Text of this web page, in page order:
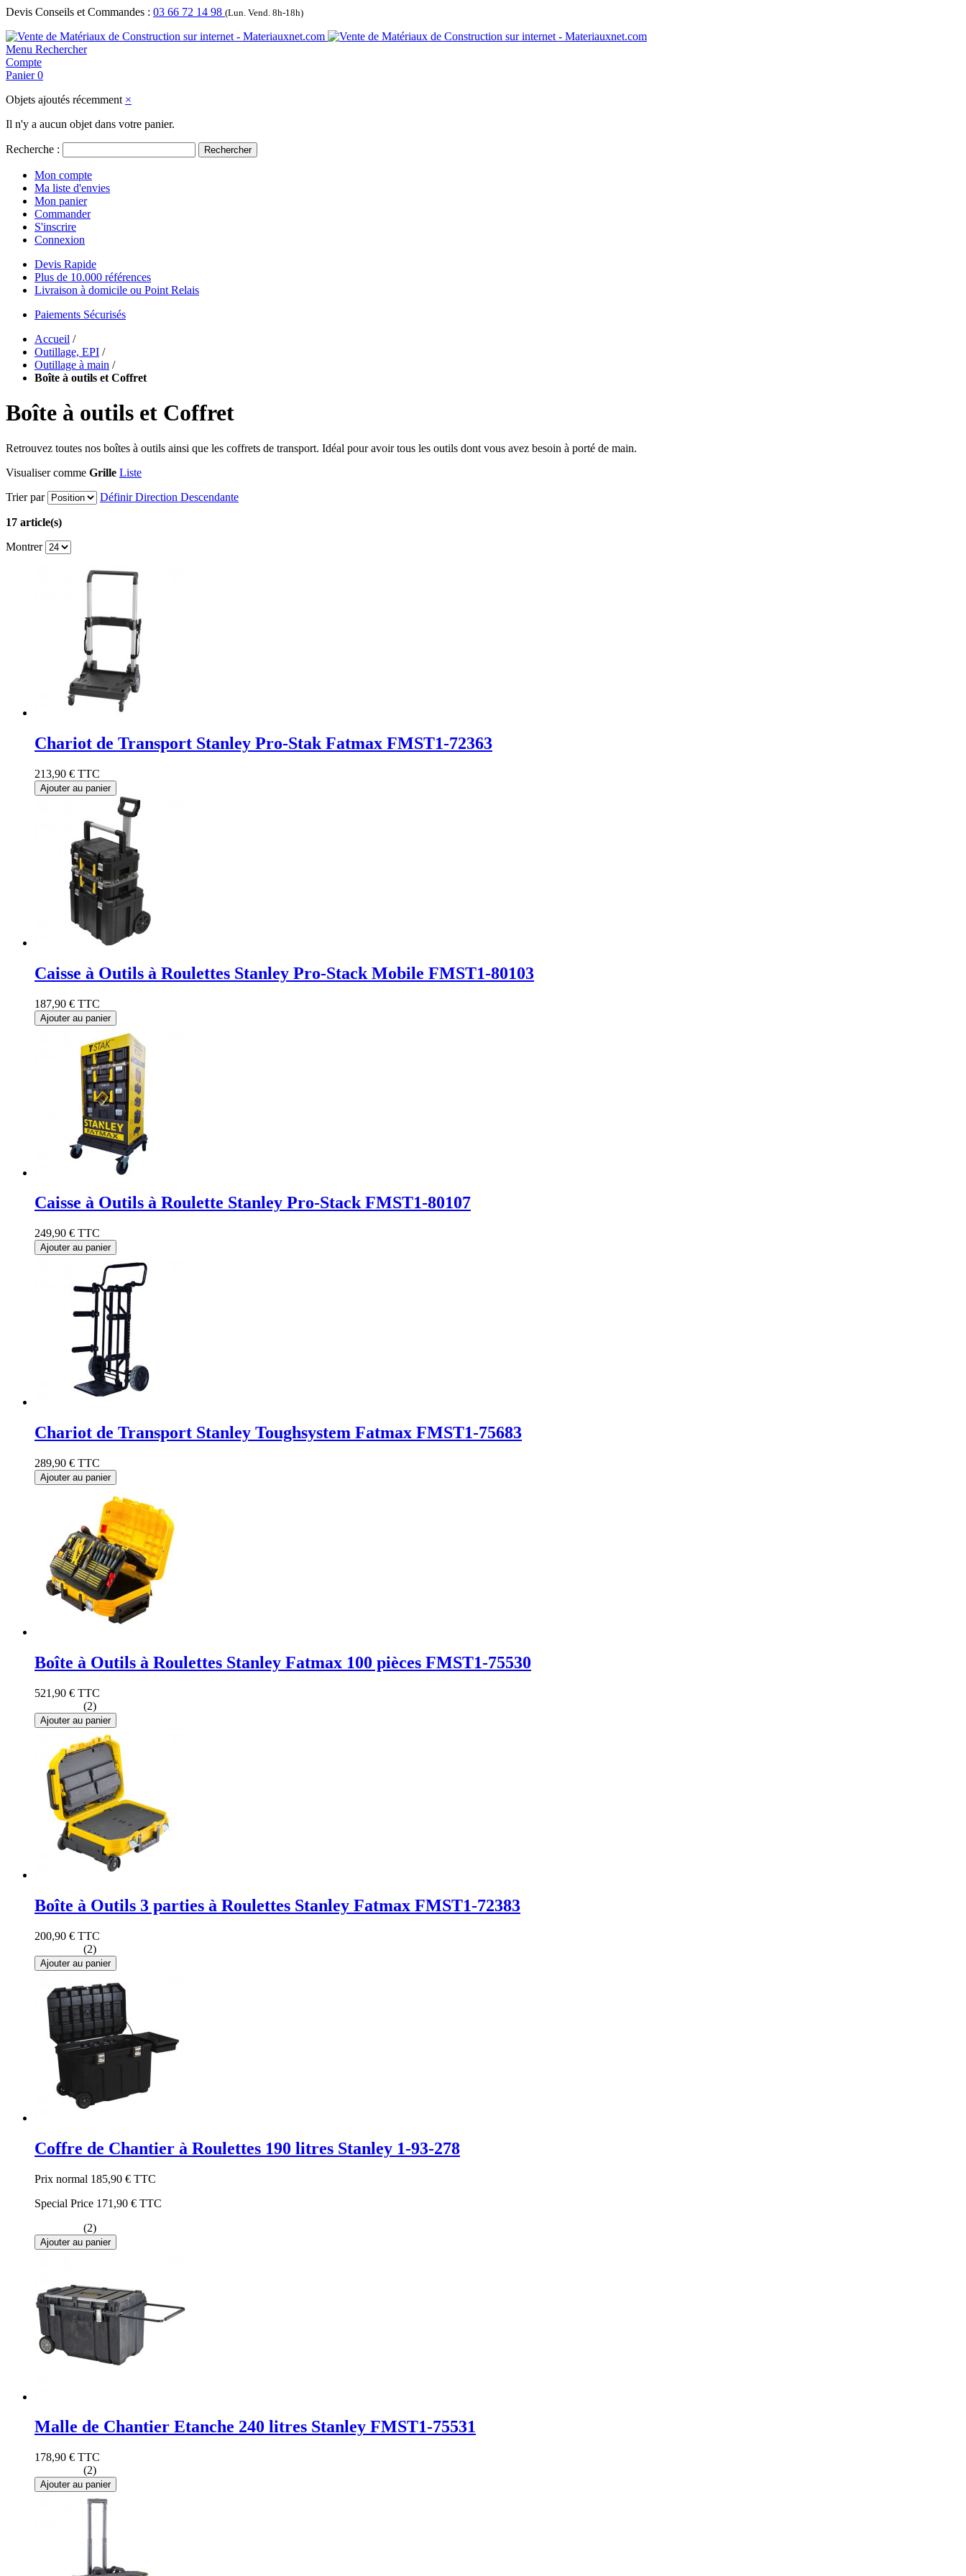
Devis Conseils et Commandes : 03 66 72 14 98 (Lun. Vend. 8h-18h)
Menu Rechercher
Compte
Panier 0
Objets ajoutés récemment ×
Il n'y a aucun objet dans votre panier.
Recherche : Rechercher
Mon compte
Ma liste d'envies
Mon panier
Commander
S'inscrire
Connexion
Devis Rapide
Plus de 10.000 références
Livraison à domicile ou Point Relais
Paiements Sécurisés
Accueil /
Outillage, EPI /
Outillage à main /
Boîte à outils et Coffret
Boîte à outils et Coffret
Retrouvez toutes nos boîtes à outils ainsi que les coffrets de transport. Idéal pour avoir tous les outils dont vous avez besoin à porté de main.
Visualiser comme Grille Liste
Trier par
Définir Direction Descendante
17 article(s)
Montrer
Chariot de Transport Stanley Pro-Stak Fatmax FMST1-72363
213,90 € TTC
Ajouter au panier
Caisse à Outils à Roulettes Stanley Pro-Stack Mobile FMST1-80103
187,90 € TTC
Ajouter au panier
Caisse à Outils à Roulette Stanley Pro-Stack FMST1-80107
249,90 € TTC
Ajouter au panier
Chariot de Transport Stanley Toughsystem Fatmax FMST1-75683
289,90 € TTC
Ajouter au panier
Boîte à Outils à Roulettes Stanley Fatmax 100 pièces FMST1-75530
521,90 € TTC
(2)
Ajouter au panier
Boîte à Outils 3 parties à Roulettes Stanley Fatmax FMST1-72383
200,90 € TTC
(2)
Ajouter au panier
Coffre de Chantier à Roulettes 190 litres Stanley 1-93-278
Prix normal 185,90 € TTC
Special Price 171,90 € TTC
(2)
Ajouter au panier
Malle de Chantier Etanche 240 litres Stanley FMST1-75531
178,90 € TTC
(2)
Ajouter au panier